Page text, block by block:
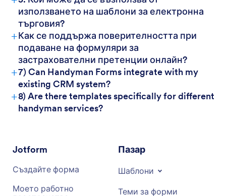
използването на шаблони за електронна
търговия?
+Как се поддържа поверителността при
подаване на формуляри за
застрахователни претенции онлайн?
+7) Can Handyman Forms integrate with my
existing CRM system?
+8) Are there templates specifically for different
handyman services?
Jotform
Създайте форма
Моето работно
Пазар
Шаблони
Теми за форми